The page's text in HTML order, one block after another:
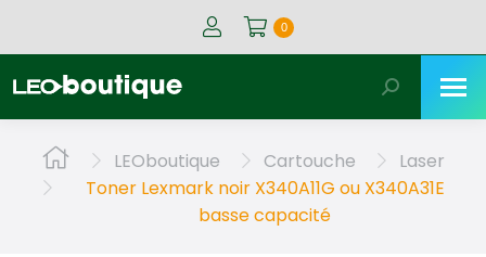
0
Recherche
:
Vous êtes ici :LEOboutique Cartouche
Laser
Toner Lexmark noir X340A11G ou X340A31E
basse capacité